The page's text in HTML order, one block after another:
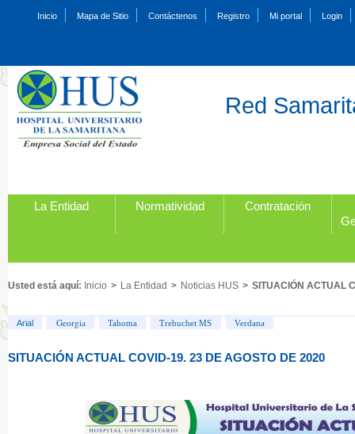
Inicio Mapa de Sitio Contáctenos Registro Mi portal Login
Red
La Entidad Normatividad
Contratación
Usted está aquí: Inicio > La Entidad > Noticias HUS > SITUACIÓN ACTUAL
Arial Georgia Tahoma Trebuchet MS Verdana
SITUACIÓN ACTUAL COVID-19. 23 DE AGOSTO DE 2020